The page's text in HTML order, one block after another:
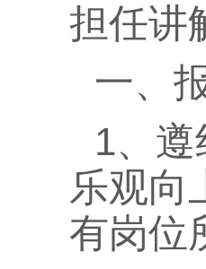
担任讲
一、
1、
乐观向
有岗位